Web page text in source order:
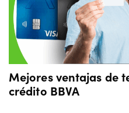
Mejores ventajas de
crédito BBVA